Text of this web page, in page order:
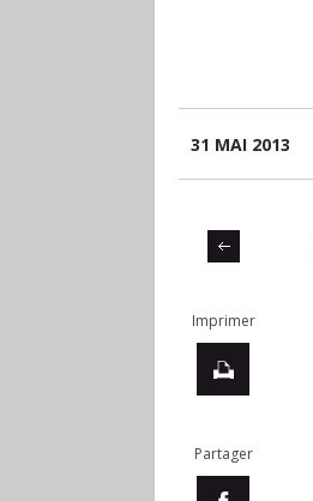
31 MAI 2013
Imprimer
Partager